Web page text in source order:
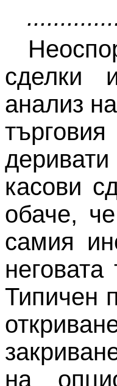
сделки
анализ
касови
обаче,
самия
Типичен
на